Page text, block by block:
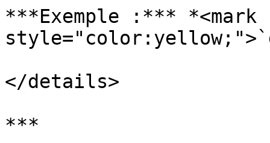
***Exemple :*** *<mark
</details>
***